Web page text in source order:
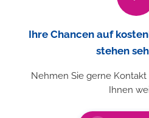
Ihre Chancen auf
stehen
Nehmen Sie gerne
Ihnen